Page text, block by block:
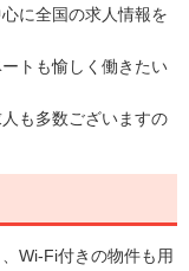
に全国の求人情報を
トも愉しく働きたい
も多数ございますの
Wi-Fi付きの物件も用